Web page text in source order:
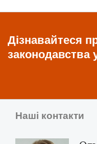
Дізнавайтеся
законодавства
Наші контакти